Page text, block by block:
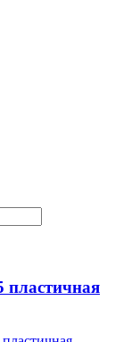
пластичная